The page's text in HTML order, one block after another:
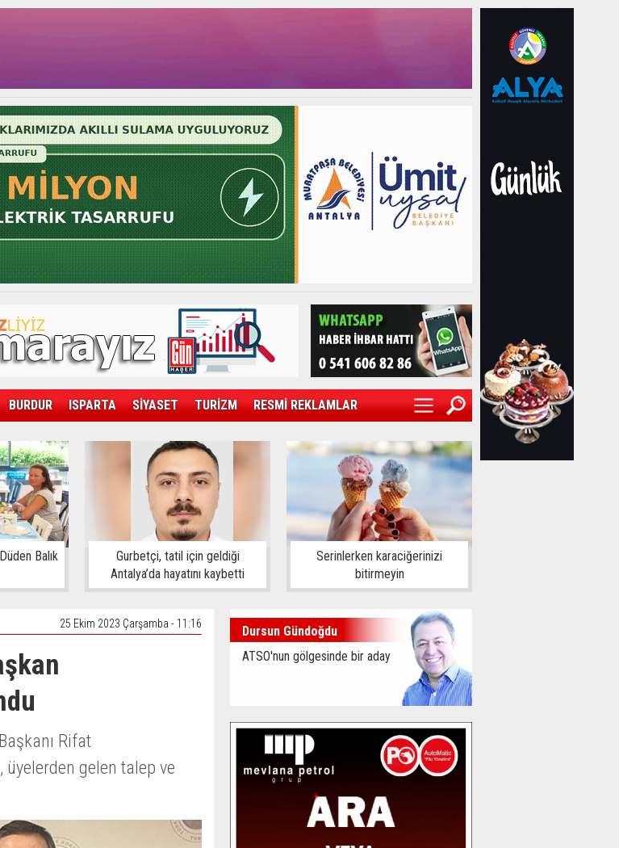
BURDUR ISPARTA SİYASET TURİZM RESMİ REKLAMLAR
DÜNYA
Balık
Gurbetçi, tatil için geldiği
Antalya’da hayatını kaybetti
Serinlerken karaciğerinizi
bitirmeyin
25 Ekim 2023 Çarşamba - 11:16
Rifat
üyelerden gelen talep ve
Dursun Gündoğdu
ATSO'nun gölgesinde bir aday